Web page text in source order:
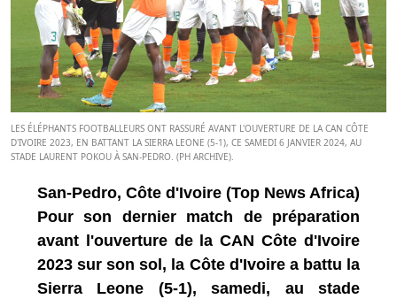
LES ÉLÉPHANTS FOOTBALLEURS ONT RASSURÉ AVANT L'OUVERTURE DE LA CAN CÔTE
D'IVOIRE 2023, EN BATTANT LA SIERRA LEONE (5-1), CE SAMEDI 6 JANVIER 2024, AU
STADE LAURENT POKOU À SAN-PEDRO. (PH ARCHIVE).
San-Pedro, Côte d'Ivoire (Top News Africa)
Pour son dernier match de préparation
avant l'ouverture de la CAN Côte d'Ivoire
2023 sur son sol, la Côte d'Ivoire a battu la
Sierra Leone (5-1), samedi, au stade